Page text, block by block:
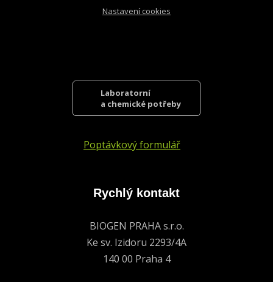
Nastavení cookies
Laboratorní
a chemické potřeby
Poptávkový formulář
Rychlý kontakt
BIOGEN PRAHA s.r.o.
Ke sv. Izidoru 2293/4A
140 00 Praha 4